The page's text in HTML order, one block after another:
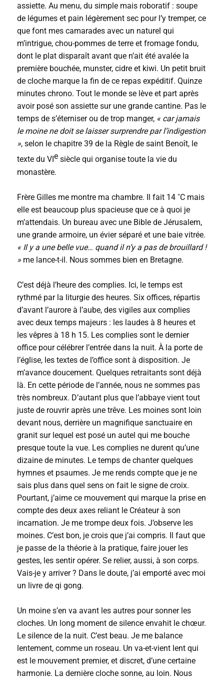
assiette. Au menu, du simple mais roboratif : soupe
de légumes et pain légèrement sec pour l’y tremper, ce
que font mes camarades avec un naturel qui
m’intrigue, chou-pommes de terre et fromage fondu,
dont le plat disparaît avant que n’ait été avalée la
première bouchée, munster, cidre et kiwi. Un petit bruit
de cloche marque la fin de ce repas expéditif. Quinze
minutes chrono. Tout le monde se lève et part après
avoir posé son assiette sur une grande cantine. Pas le
temps de s’éterniser ou de trop manger, « car jamais
le moine ne doit se laisser surprendre par l’indigestion
», selon le chapitre 39 de la Règle de saint Benoît, le
texte du VI esiècle qui organise toute la vie du
monastère.
Frère Gilles me montre ma chambre. Il fait 14 ˚C mais
elle est beaucoup plus spacieuse que ce à quoi je
m’attendais. Un bureau avec une Bible de Jérusalem,
une grande armoire, un évier séparé et une baie vitrée.
« Il y a une belle vue… quand il n’y a pas de brouillard !
»me lance-t-il. Nous sommes bien en Bretagne.
C’est déjà l’heure des complies. Ici, le temps est
rythmé par la liturgie des heures. Six offices, répartis
d’avant l’aurore à l’aube, des vigiles aux complies
avec deux temps majeurs : les laudes à 8 heures et
les vêpres à 18 h 15. Les complies sont le dernier
office pour célébrer l’entrée dans la nuit. À la porte de
l’église, les textes de l’office sont à disposition. Je
m’avance doucement. Quelques retraitants sont déjà
là. En cette période de l’année, nous ne sommes pas
très nombreux. D’autant plus que l’abbaye vient tout
juste de rouvrir après une trêve. Les moines sont loin
devant nous, derrière un magnifique sanctuaire en
granit sur lequel est posé un autel qui me bouche
presque toute la vue. Les complies ne durent qu’une
dizaine de minutes. Le temps de chanter quelques
hymnes et psaumes. Je me rends compte que je ne
sais plus dans quel sens on fait le signe de croix.
Pourtant, j’aime ce mouvement qui marque la prise en
compte des deux axes reliant le Créateur à son
incarnation. Je me trompe deux fois. J’observe les
moines. C’est bon, je crois que j’ai compris. Il faut que
je passe de la théorie à la pratique, faire jouer les
gestes, les sentir opérer. Se relier, aussi, à son corps.
Vais-je y arriver ? Dans le doute, j’ai emporté avec moi
un livre de qi gong.
Un moine s’en va avant les autres pour sonner les
cloches. Un long moment de silence envahit le chœur.
Le silence de la nuit. C’est beau. Je me balance
lentement, comme un roseau. Un va-et-vient lent qui
est le mouvement premier, et discret, d’une certaine
harmonie. La dernière cloche sonne, au loin. Nous